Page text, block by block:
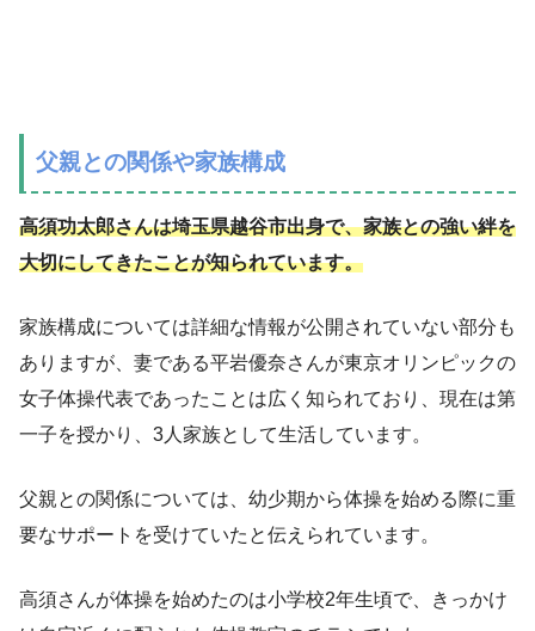
父親との関係や家族構成
高須功太郎さんは埼玉県越谷市出身で、家族との強い絆を
大切にしてきたことが知られています。
家族構成については詳細な情報が公開されていない部分も
ありますが、妻である平岩優奈さんが東京オリンピックの
女子体操代表であったことは広く知られており、現在は第
一子を授かり、3人家族として生活しています。
父親との関係については、幼少期から体操を始める際に重
要なサポートを受けていたと伝えられています。
高須さんが体操を始めたのは小学校2年生頃で、きっかけ